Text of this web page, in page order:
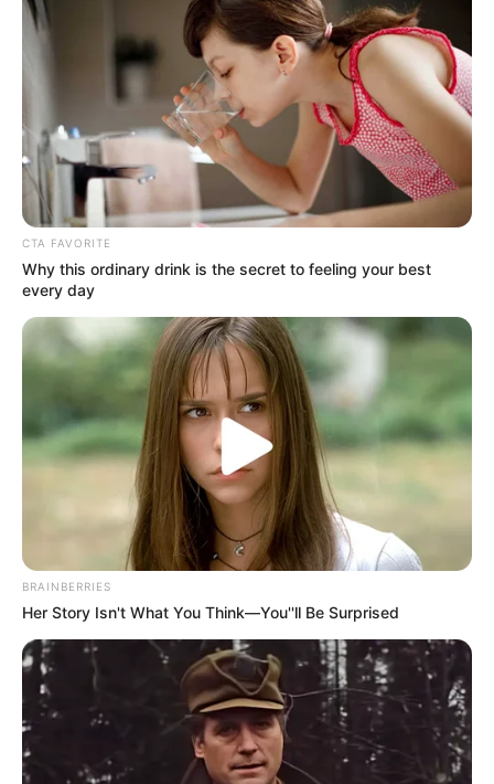
CTA FAVORITE
Why this ordinary drink is the secret to feeling your best
every day
BRAINBERRIES
Her Story Isn't What You Think—You''ll Be Surprised